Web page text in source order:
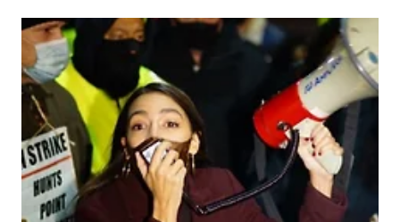
하나는 콜롬비아에서 역사상 최초로 좌파 대통령과 정부가 등장한 것이다. 오
랫동안 이 나라를 지배해 온 친미적이고 부패한 우파세력에 대한 환멸과 분노
속에서, 좌파 게릴라 출신의 구스타보 페트로가, 콜롬비아판 트럼프라고 불리
던 포퓰리즘적 극우익인 로돌포 에르난데스를 꺾고 대통령이 된 것이다. 더구
나 이것은 콜롬비아를 뒤흔든 대..